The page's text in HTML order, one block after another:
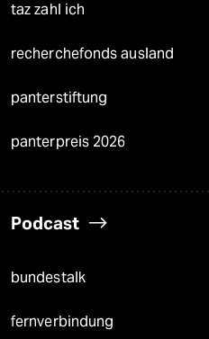
taz zahl ich
recherchefonds ausland
panterstiftung
panterpreis 2026
Podcast
bundestalk
fernverbindung